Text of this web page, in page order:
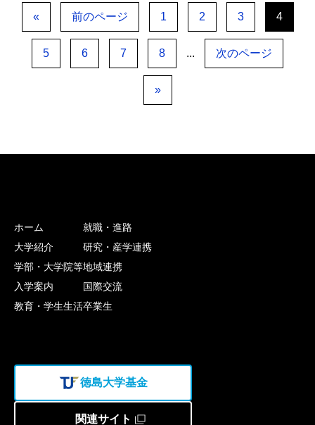
« 前のページ 1 2 3 4
5 6 7 8 ... 次のページ
»
ホーム
大学紹介
学部・大学院等
入学案内
教育・学生生活
就職・進路
研究・産学連携
地域連携
国際交流
卒業生
徳島大学基金
関連サイト